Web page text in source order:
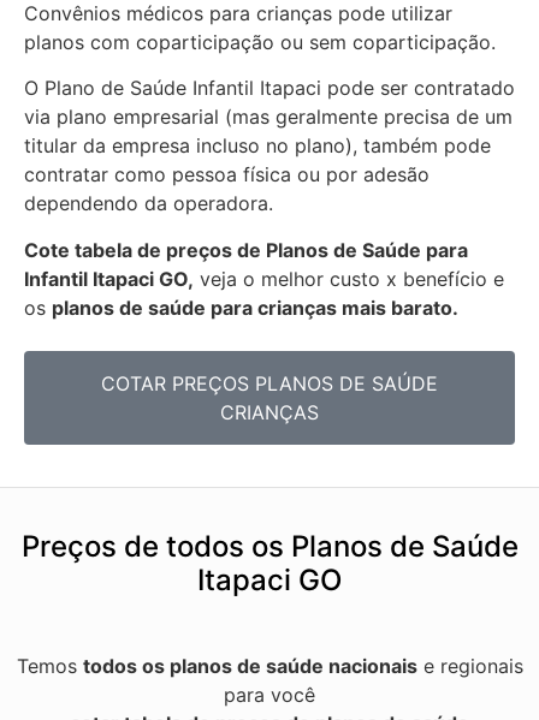
Convênios médicos para crianças pode utilizar
planos com coparticipação ou sem coparticipação.
O Plano de Saúde Infantil Itapaci pode ser contratado
via plano empresarial (mas geralmente precisa de um
titular da empresa incluso no plano), também pode
contratar como pessoa física ou por adesão
dependendo da operadora.
Cote tabela de preços de Planos de Saúde para
Infantil Itapaci GO, veja o melhor custo x benefício e
os planos de saúde para crianças mais barato.
COTAR PREÇOS PLANOS DE SAÚDE
CRIANÇAS
Preços de todos os Planos de Saúde
Itapaci GO
Temos todos os planos de saúde nacionaise regionais
para você